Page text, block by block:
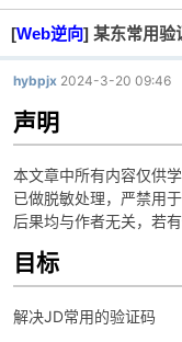
吾 » › ›
[Web逆向] 某东常用验
hybpjx 2024-3-20 09:46
声明
本文章中所有内容仅供
已做脱敏处理，严禁用
后果均与作者无关，若
目标
解决JD常用的验证码